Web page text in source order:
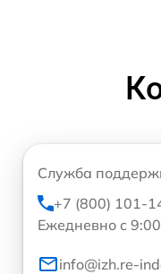
Служба
+7 (800) 101-
Ежедневно с
info@izh.re-